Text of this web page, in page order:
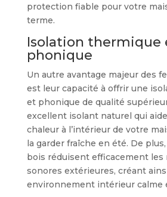
protection fiable pour votre
terme.
Isolation thermique
phonique
Un autre avantage majeur des
est leur capacité à offrir une
et phonique de qualité
excellent isolant naturel qui
chaleur à l’intérieur de votre
la garder fraîche en été. De
bois réduisent efficacement les
sonores extérieures, créant
environnement intérieur calme